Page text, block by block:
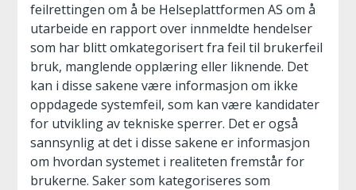
feilrettingen om å be Helseplattformen AS om å
utarbeide en rapport over innmeldte hendelser
som har blitt omkategorisert fra feil til brukerfeil
bruk, manglende opplæring eller liknende. Det
kan i disse sakene være informasjon om ikke
oppdagede systemfeil, som kan være kandidater
for utvikling av tekniske sperrer. Det er også
sannsynlig at det i disse sakene er informasjon
om hvordan systemet i realiteten fremstår for
brukerne. Saker som kategoriseres som